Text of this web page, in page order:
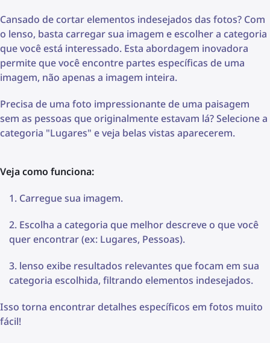
Cansado de cortar elementos indesejados das fotos? Com
o lenso, basta carregar sua imagem e escolher a categoria
que você está interessado. Esta abordagem inovadora
permite que você encontre partes específicas de uma
imagem, não apenas a imagem inteira.
Precisa de uma foto impressionante de uma paisagem
sem as pessoas que originalmente estavam lá? Selecione a
categoria "Lugares" e veja belas vistas aparecerem.
Veja como funciona:
Carregue sua imagem.
Escolha a categoria que melhor descreve o que você
quer encontrar (ex: Lugares, Pessoas).
lenso exibe resultados relevantes que focam em sua
categoria escolhida, filtrando elementos indesejados.
Isso torna encontrar detalhes específicos em fotos muito
fácil!